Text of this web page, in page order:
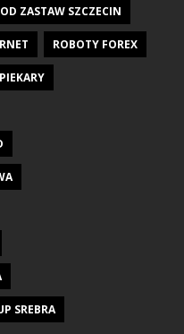
ZASTAW SZCZECIN
ROBOTY FOREX
SREBRA